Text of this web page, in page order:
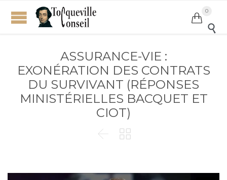

0

ASSURANCE-VIE :
EXONÉRATION DES CONTRATS
DU SURVIVANT (RÉPONSES
MINISTÉRIELLES BACQUET ET
CIOT)
 